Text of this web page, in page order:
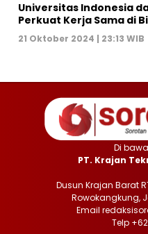
Universitas Indonesia
Perkuat Kerja Sama di
21 Oktober 2024 | 23:13 WIB
Di
PT. Krajan
Dusun Krajan Barat
Rowokangkung,
Email
Telp